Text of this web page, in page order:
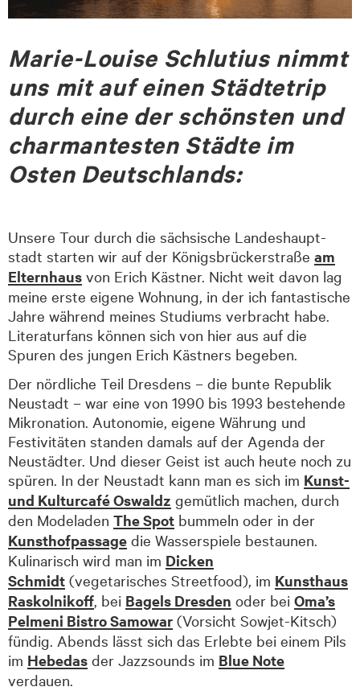
Marie-Louise Schlutius nimmt
uns mit auf einen Städtetrip
durch eine der schönsten und
charmantesten Städte im
Osten Deutschlands:
Unsere Tour durch die sächsische Landeshaupt­
stadt starten wir auf der Königsbrückerstraße am
Elternhaus von Erich Kästner. Nicht weit davon lag
meine erste eigene Wohnung, in der ich fantastische
Jahre während meines Studiums verbracht habe.
Literaturfans können sich von hier aus auf die
Spuren des jungen Erich Kästners begeben.
Der nördliche Teil Dresdens – die bunte Republik
Neustadt – war eine von 1990 bis 1993 bestehende
Mikronation. Autonomie, eigene Währung und
Festivitäten standen damals auf der Agenda der
Neustädter. Und dieser Geist ist auch heute noch zu
spüren. In der Neustadt kann man es sich im Kunst-
und Kulturcafé Oswaldz gemütlich machen, durch
den Modeladen The Spot bummeln oder in der
Kunsthofpassage die Wasser­spiele bestaunen.
Kulinarisch wird man im Dicken
Schmidt (vegetarisches Street­food), im Kunsthaus
Raskolnikoff, bei Bagels Dresden oder bei Oma’s
Pelmeni Bistro Samowar (Vorsicht Sowjet-Kitsch)
fündig. Abends lässt sich das Erlebte bei einem Pils
im Hebedas der Jazzsounds im Blue Note
verdauen.